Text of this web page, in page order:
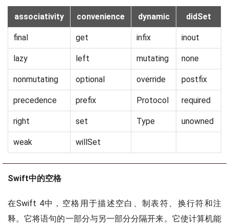
associativity convenience dynamic didSet
final get infix inout
lazy left mutating none
nonmutating optional override postfix
precedence prefix Protocol required
right set Type unowned
weak willSet
Swift中的空格
在Swift 4中，空格用于描述空白、制表符、换行符和注
释。它将语句的一部分与另一部分分隔开来。它使计算机能